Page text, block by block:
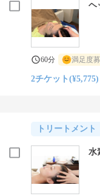
ヘ
60分 満足度
2チケット(¥5,775)
トリートメント
水